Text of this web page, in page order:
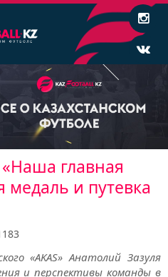
главная
медаль и путевка
«AKAS» Анатолий Зазуля
и перспективы команды в